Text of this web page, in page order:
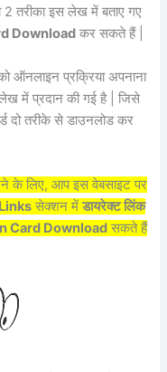
2 तरीका इस लेख में बताए गए
Download कर सकते हैं |
ऑनलाइन प्रक्रिया अपनाना
लेख में प्रदान की गई है | जिसे
दो तरीके से डाउनलोड कर
के लिए, आप इस वेबसाइट पर
सेक्शन में डायरेक्ट लिंक
Card Downloadसकते हैं